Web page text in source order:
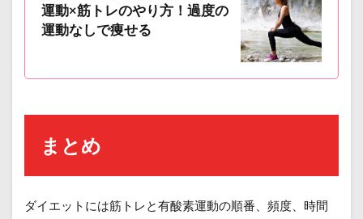
運動×筋トレのやり方！過度の
運動なしで痩せる
まとめ
ダイエットには筋トレと有酸素運動の順番、頻度、時間